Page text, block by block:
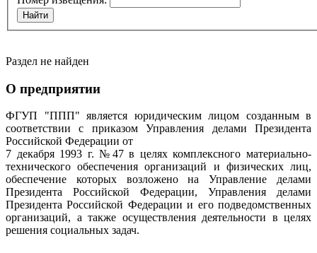
Раздел не найден
О предприятии
ФГУП "ППП" является юридическим лицом созданным в
соответствии с приказом Управления делами Президента
Российской Федерации от
7 декабря 1993 г. №47 в целях комплексного материально-
технического обеспечения организаций и физических лиц,
обеспечение которых возложено на Управление делами
Президента Российской Федерации, Управления делами
Президента Российской Федерации и его подведомственных
организаций, а также осуществления деятельности в целях
решения социальных задач.